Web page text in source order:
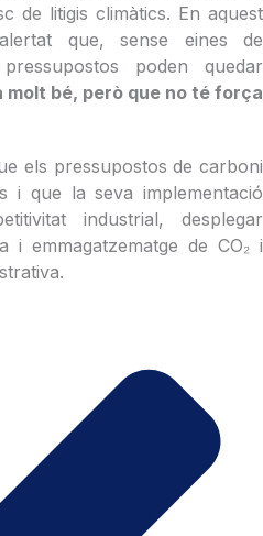
de litigis climàtics. En aquest
que, sense eines de
poden quedar
molt bé, però que no té força
els pressupostos de carboni
i que la seva implementació
industrial, desplegar
i emmagatzematge de CO₂ i